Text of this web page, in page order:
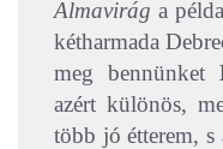
Almavirág a
kétharmada
meg bennünket
azért különös,
több jó étterem,